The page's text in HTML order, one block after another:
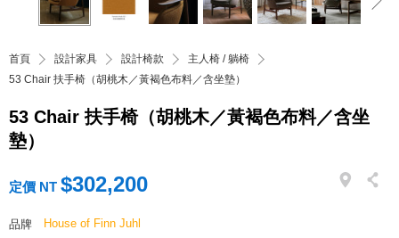
首頁 設計家具 設計椅款
主人椅 / 躺椅
53 Chair 扶手椅（胡桃木／黃褐色布料／含坐墊）
53 Chair 扶手椅（胡桃木／黃褐色布料／含坐
墊）
定價 NT $302,200
品牌
House of Finn Juhl